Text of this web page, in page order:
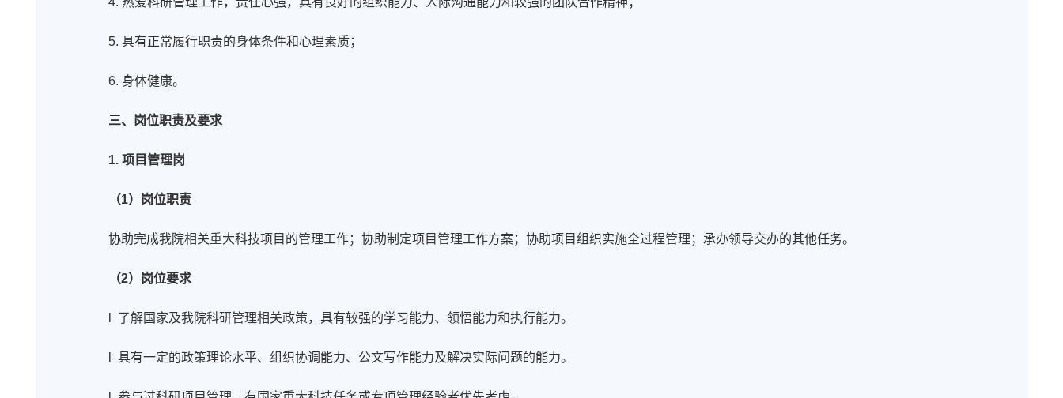
5. 具有正常履行职责的身体条件和心理素质；
6. 身体健康。
三、岗位职责及要求
1. 项目管理岗
（1）岗位职责
协助完成我院相关重大科技项目的管理工作；协助制定项目管理工作方案；协助项目组织实施全过程管理；承办领导交办的其他任务。
（2）岗位要求
l 了解国家及我院科研管理相关政策，具有较强的学习能力、领悟能力和执行能力。
l 具有一定的政策理论水平、组织协调能力、公文写作能力及解决实际问题的能力。